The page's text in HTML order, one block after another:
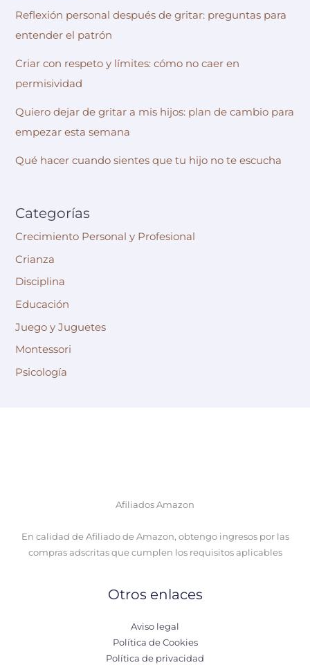
Reflexión personal después de gritar: preguntas para
entender el patrón
Criar con respeto y límites: cómo no caer en
permisividad
Quiero dejar de gritar a mis hijos: plan de cambio para
empezar esta semana
Qué hacer cuando sientes que tu hijo no te escucha
Categorías
Crecimiento Personal y Profesional
Crianza
Disciplina
Educación
Juego y Juguetes
Montessori
Psicología
Afiliados Amazon
En calidad de Afiliado de Amazon, obtengo ingresos por las
compras adscritas que cumplen los requisitos aplicables
Otros enlaces
Aviso legal
Política de Cookies
Política de privacidad